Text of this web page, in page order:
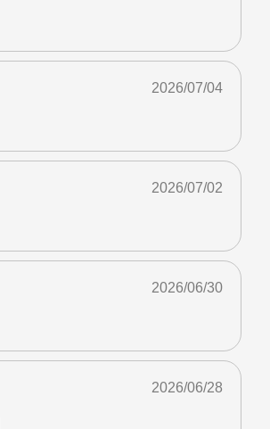
2026/07/04
2026/07/02
2026/06/30
2026/06/28